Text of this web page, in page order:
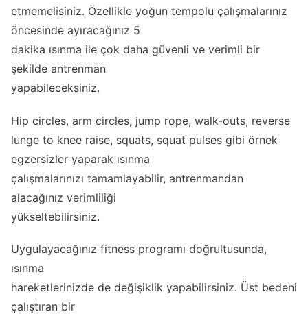
etmemelisiniz. Özellikle yoğun tempolu çalışmalarınız
öncesinde ayıracağınız 5
dakika ısınma ile çok daha güvenli ve verimli bir
şekilde antrenman
yapabileceksiniz.
Hip circles, arm circles, jump rope, walk-outs, reverse
lunge to knee raise, squats, squat pulses gibi örnek
egzersizler yaparak ısınma
çalışmalarınızı tamamlayabilir, antrenmandan
alacağınız verimliliği
yükseltebilirsiniz.
Uygulayacağınız fitness programı doğrultusunda,
ısınma
hareketlerinizde de değişiklik yapabilirsiniz. Üst bedeni
çalıştıran bir